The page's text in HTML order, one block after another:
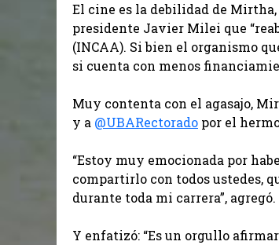
El cine es la debilidad de
presidente Javier Milei que
(INCAA). Si bien el organismo
si cuenta con menos
Muy contenta con el agasajo,
y a @UBARectorado por el
“Estoy muy emocionada por
compartirlo con todos ustedes,
durante toda mi carrera”, agregó.
Y enfatizó: “Es un orgullo